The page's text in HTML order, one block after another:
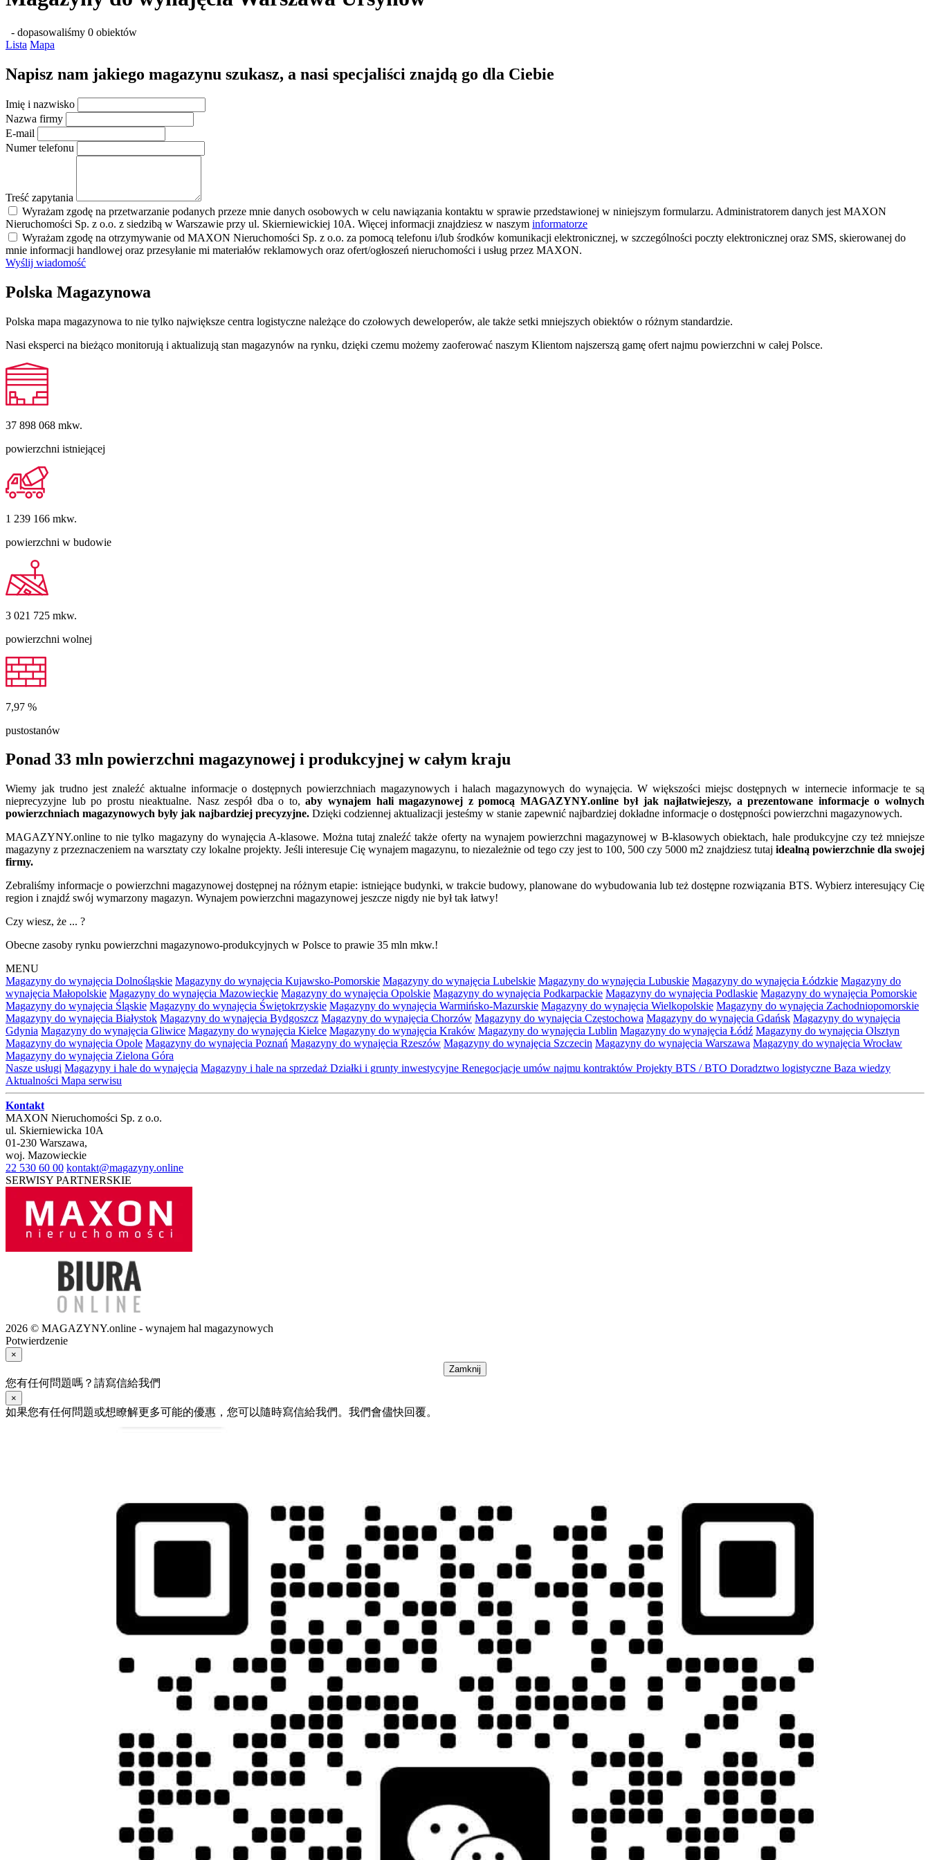
- dopasowaliśmy 0 obiektów
Lista Mapa
Napisz nam jakiego magazynu szukasz, a nasi specjaliści znajdą go dla Ciebie
Imię i nazwisko
Nazwa firmy
E-mail
Numer telefonu
Treść zapytania
Wyrażam zgodę na przetwarzanie podanych przeze mnie danych osobowych w celu nawiązania kontaktu w sprawie przedstawionej w niniejszym formularzu. Administratorem danych jest MAXON
Nieruchomości Sp. z o.o. z siedzibą w Warszawie przy ul. Skierniewickiej 10A. Więcej informacji znajdziesz w naszym informatorze
Wyrażam zgodę na otrzymywanie od MAXON Nieruchomości Sp. z o.o. za pomocą telefonu i/lub środków komunikacji elektronicznej, w szczególności poczty elektronicznej oraz SMS, skierowanej do
mnie informacji handlowej oraz przesyłanie mi materiałów reklamowych oraz ofert/ogłoszeń nieruchomości i usług przez MAXON.
Wyślij wiadomość
Polska Magazynowa
Polska mapa magazynowa to nie tylko największe centra logistyczne należące do czołowych deweloperów, ale także setki mniejszych obiektów o różnym standardzie.
Nasi eksperci na bieżąco monitorują i aktualizują stan magazynów na rynku, dzięki czemu możemy zaoferować naszym Klientom najszerszą gamę ofert najmu powierzchni w całej Polsce.
37 898 068 mkw.
powierzchni istniejącej
1 239 166 mkw.
powierzchni w budowie
3 021 725 mkw.
powierzchni wolnej
7,97 %
pustostanów
Ponad 33 mln powierzchni magazynowej i produkcyjnej w całym kraju
Wiemy jak trudno jest znaleźć aktualne informacje o dostępnych powierzchniach magazynowych i halach magazynowych do wynajęcia. W większości miejsc dostępnych w internecie informacje te są
nieprecyzyjne lub po prostu nieaktualne. Nasz zespół dba o to,aby wynajem hali magazynowej z pomocą MAGAZYNY.online był jak najłatwiejeszy, a prezentowane informacje o wolnych
powierzchniach magazynowych były jak najbardziej precyzyjne. Dzięki codziennej aktualizacji jesteśmy w stanie zapewnić najbardziej dokładne informacje o dostępności powierzchni magazynowych.
MAGAZYNY.online to nie tylko magazyny do wynajęcia A-klasowe. Można tutaj znaleźć także oferty na wynajem powierzchni magazynowej w B-klasowych obiektach, hale produkcyjne czy też mniejsze
magazyny z przeznaczeniem na warsztaty czy lokalne projekty. Jeśli interesuje Cię wynajem magazynu, to niezależnie od tego czy jest to 100, 500 czy 5000 m2 znajdziesz tutaj idealną powierzchnie dla swojej
firmy.
Zebraliśmy informacje o powierzchni magazynowej dostępnej na różnym etapie: istniejące budynki, w trakcie budowy, planowane do wybudowania lub też dostępne rozwiązania BTS. Wybierz interesujący Cię
region i znajdź swój wymarzony magazyn. Wynajem powierzchni magazynowej jeszcze nigdy nie był tak łatwy!
Czy wiesz, że ... ?
Obecne zasoby rynku powierzchni magazynowo-produkcyjnych w Polsce to prawie 35 mln mkw.!
MENU
Magazyny do wynajęcia Dolnośląskie Magazyny do wynajęcia Kujawsko-Pomorskie Magazyny do wynajęcia Lubelskie Magazyny do wynajęcia Lubuskie Magazyny do wynajęcia Łódzkie Magazyny do
wynajęcia Małopolskie Magazyny do wynajęcia Mazowieckie Magazyny do wynajęcia Opolskie Magazyny do wynajęcia Podkarpackie Magazyny do wynajęcia Podlaskie Magazyny do wynajęcia Pomorskie
Magazyny do wynajęcia Śląskie Magazyny do wynajęcia Świętokrzyskie Magazyny do wynajęcia Warmińsko-Mazurskie Magazyny do wynajęcia Wielkopolskie Magazyny do wynajęcia Zachodniopomorskie
Magazyny do wynajęcia Białystok Magazyny do wynajęcia Bydgoszcz Magazyny do wynajęcia Chorzów Magazyny do wynajęcia Częstochowa Magazyny do wynajęcia Gdańsk Magazyny do wynajęcia
Gdynia Magazyny do wynajęcia Gliwice Magazyny do wynajęcia Kielce Magazyny do wynajęcia Kraków Magazyny do wynajęcia Lublin Magazyny do wynajęcia Łódź Magazyny do wynajęcia Olsztyn
Magazyny do wynajęcia Opole Magazyny do wynajęcia Poznań Magazyny do wynajęcia Rzeszów Magazyny do wynajęcia Szczecin Magazyny do wynajęcia Warszawa Magazyny do wynajęcia Wrocław
Magazyny do wynajęcia Zielona Góra
Nasze usługi Magazyny i hale do wynajęcia Magazyny i hale na sprzedaż Działki i grunty inwestycyjne Renegocjacje umów najmu kontraktów Projekty BTS / BTO Doradztwo logistyczne Baza wiedzy
Aktualności Mapa serwisu
Kontakt
MAXON Nieruchomości Sp. z o.o.
ul. Skierniewicka 10A
01-230 Warszawa,
woj. Mazowieckie
22 530 60 00 kontakt@magazyny.online
SERWISY PARTNERSKIE
2026 © MAGAZYNY.online - wynajem hal magazynowych
Potwierdzenie
×
Zamknij
您有任何問題嗎？請寫信給我們
×
如果您有任何問題或想瞭解更多可能的優惠，您可以隨時寫信給我們。我們會儘快回覆。